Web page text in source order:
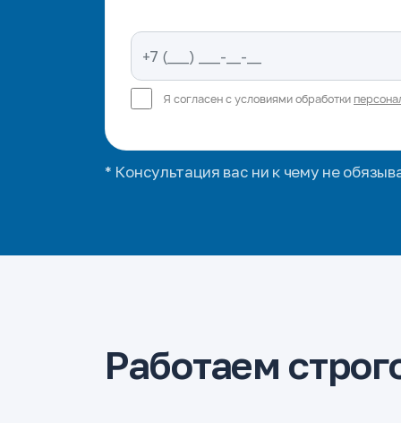
Я согласен с условиями обработки
* Консультация вас ни к чему не
Работаем